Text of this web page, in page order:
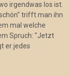
irgendwas los ist.
trifft man ihn
mal welche
Spruch: "Jetzt
er jedes